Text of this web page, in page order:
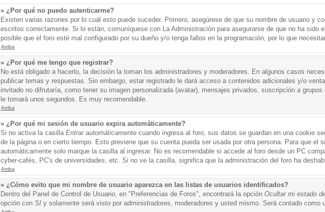
» ¿Por qué no puedo autenticarme?
Existen varias razones por lo cuál esto puede suceder. Primero, asegúrese de que su nombre de usuario y
escritos correctamente. Si lo están, comuníquese con La Administración para asegurarse de que no ha sido
posible que el foro esté mal configurado por su dueño y/o tenga fallos en la programación, por lo que
Arriba
» ¿Por qué me tengo que registrar?
No está obligado a hacerlo, la decisión la toman los administradores y moderadores. En algunos casos
publicar temas y respuestas. Sin embargo, estar registrado le dará acceso a contenidos adicionales y/o
invitado no difrutaría, como tener su imagen personalizada (avatar), mensajes privados, suscripción a
le tomará unos segundos. Es muy recomendable.
Arriba
» ¿Por qué mi sesión de usuario expira automáticamente?
Si no activa la casilla Entrar automáticamentecuando ingresa al foro, sus datos se guardan en una cookie
de la página o en cierto tiempo. Esto previene que su cuenta pueda ser usada por otra persona. Para que el
automáticamente solo marque la casilla al ingresar. No es recomendable si accede al foro desde un PC
cyber-cafés, PC's de universidades, etc. Si no ve la casilla, significa que la administración del foro ha
Arriba
» ¿Cómo evito que mi nombre de usuario aparezca en las listas de usuarios identificados?
Dentro del Panel de Control de Usuario, en "Preferencias de Foros", encontrará la opción Ocultar mi estado
opción con SIy solamente será visto por administradores, moderadores y usted mismo. Será contado como